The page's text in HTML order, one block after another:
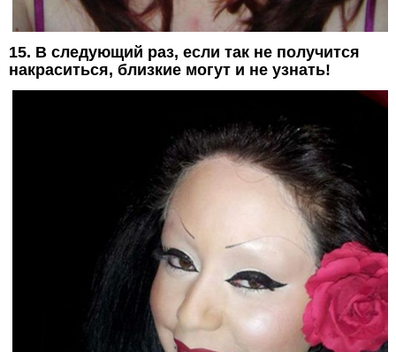
15. В следующий раз, если так не получится
накраситься, близкие могут и не узнать!